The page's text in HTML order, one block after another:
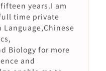
years.I am
time private
Biology for more
and